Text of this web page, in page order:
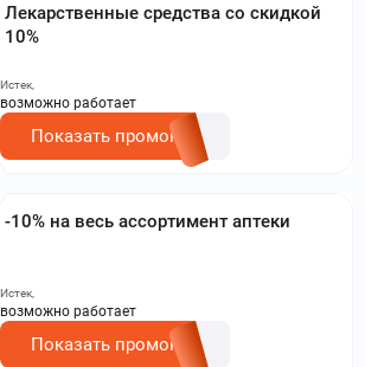
Лекарственные средства со скидкой
10%
Истек,
возможно работает
Показать промокод
-10% на весь ассортимент аптеки
Истек,
возможно работает
Показать промокод